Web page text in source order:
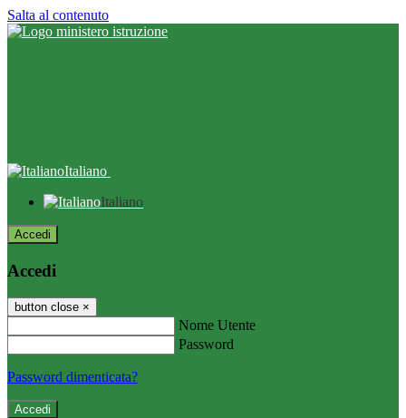
Salta al contenuto
Italiano
Italiano
Accedi
Accedi
button close ×
Nome Utente
Password
Password dimenticata?